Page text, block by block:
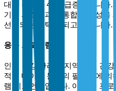
대한 수요가 42% 급증했습니다
기존 시스템과의 통합 용이성을
선호되는 선택이 되고 있습니다.
응용 프로그램별
인구 건강 관리는 지역 사회 건강
적인 데이터 분석의 필요성에 의
램 세그먼트입니다. 이 응용 프로